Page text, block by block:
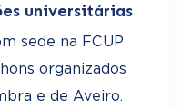
universitárias
sede na FCUP
organizados
e de Aveiro.